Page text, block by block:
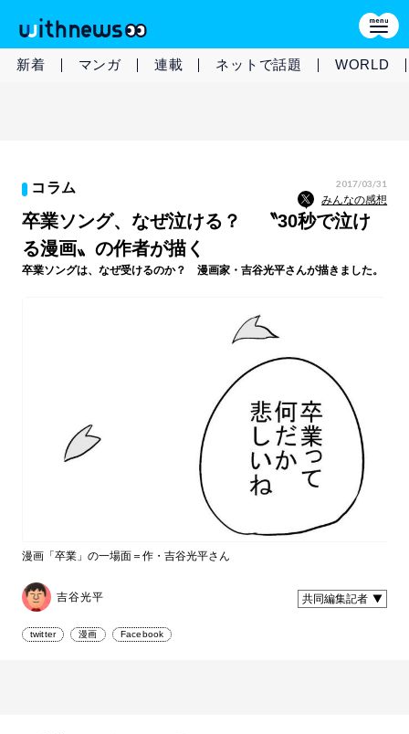
新着 マンガ 連載 ネットで話題 WORLD
コラム 2017/03/31
みんなの感想
卒業ソング、なぜ泣ける？ 〝30秒で泣け
る漫画〟の作者が描く
卒業ソングは、なぜ受けるのか？ 漫画家・吉谷光平さんが描きました。
漫画「卒業」の一場面＝作・吉谷光平さん
吉谷光平 共同編集記者
twitter 漫画 Facebook